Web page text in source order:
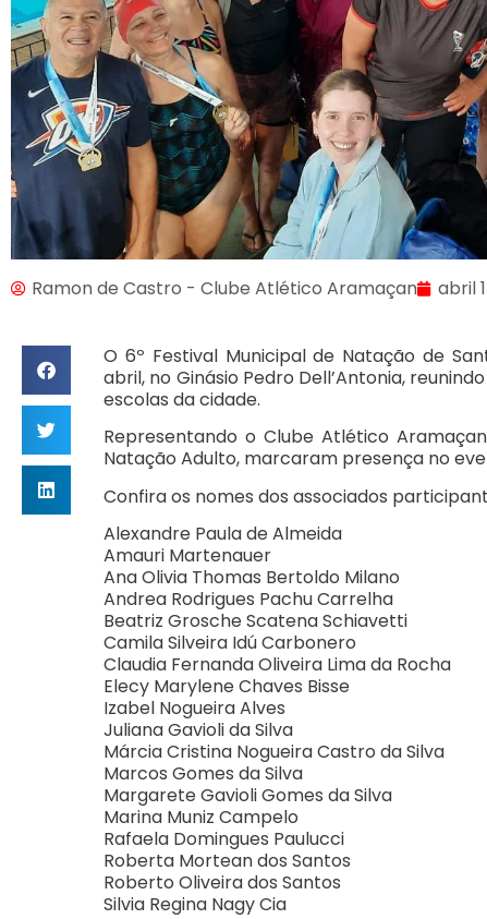
Ramon de Castro - Clube Atlético Aramaçan abril
O 6º Festival Municipal de Natação de
abril, no Ginásio Pedro Dell’Antonia,
escolas da cidade.
Representando o Clube Atlético
Natação Adulto, marcaram presença no
Confira os nomes dos associados
Alexandre Paula de Almeida
Amauri Martenauer
Ana Olivia Thomas Bertoldo Milano
Andrea Rodrigues Pachu Carrelha
Beatriz Grosche Scatena Schiavetti
Camila Silveira Idú Carbonero
Claudia Fernanda Oliveira Lima da Rocha
Elecy Marylene Chaves Bisse
Izabel Nogueira Alves
Juliana Gavioli da Silva
Márcia Cristina Nogueira Castro da Silva
Marcos Gomes da Silva
Margarete Gavioli Gomes da Silva
Marina Muniz Campelo
Rafaela Domingues Paulucci
Roberta Mortean dos Santos
Roberto Oliveira dos Santos
Silvia Regina Nagy Cia